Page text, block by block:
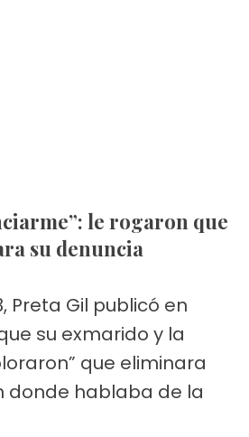
su denuncia
Preta Gil publicó en
su exmarido y la
que eliminara
donde hablaba de la